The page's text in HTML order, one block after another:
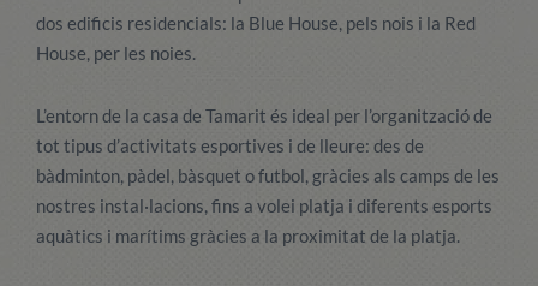
dos edificis residencials: la Blue House, pels nois i la Red
House, per les noies.
L’entorn de la casa de Tamarit és ideal per l’organització de
tot tipus d’activitats esportives i de lleure: des de
bàdminton, pàdel, bàsquet o futbol, gràcies als camps de les
nostres instal·lacions, fins a volei platja i diferents esports
aquàtics i marítims gràcies a la proximitat de la platja.